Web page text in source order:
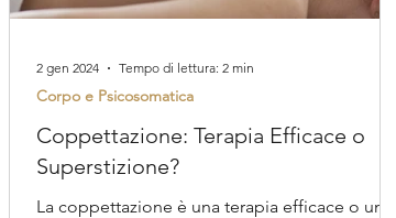
Coppettazione: Terapia Efficace o
Superstizione?
La coppettazione è una terapia efficace o una
Corpo e Psicosomatica
2 gen 2024 Tempo di lettura: 2 min